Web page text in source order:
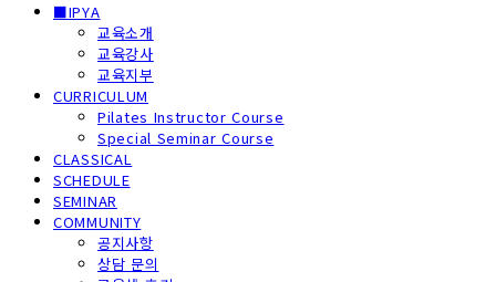
■IPYA
교육소개
교육강사
교육지부
CURRICULUM
Pilates Instructor Course
Special Seminar Course
CLASSICAL
SCHEDULE
SEMINAR
COMMUNITY
공지사항
상담 문의